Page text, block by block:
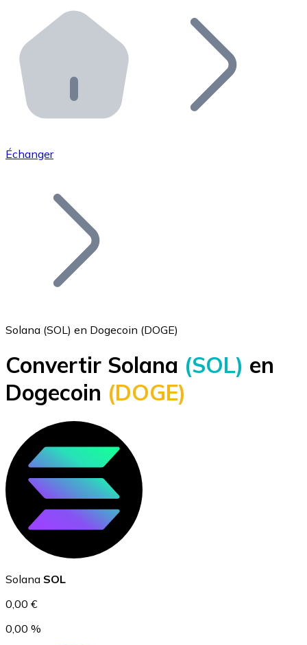
Distributeurs automatiques Bitnovo
Intégrez un ATM Bitnovo dans votre entreprise et
API Bitnovo
Intégrez notre API dans votre écosystème.
Rejoignez notre réseau de distributeurs et
Ajoutez le token de votre projet à notre service
Bitcoin
BTC
Ethereum
ETH
Échanger
Solana (SOL) en Dogecoin (DOGE)
Convertir Solana (SOL) en
Dogecoin (DOGE)
Solana SOL
0,00 €
0,00 %